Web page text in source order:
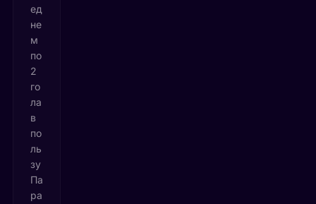
ед
не
м
по
2
го
ла
в
по
ль
зу
Па
ра